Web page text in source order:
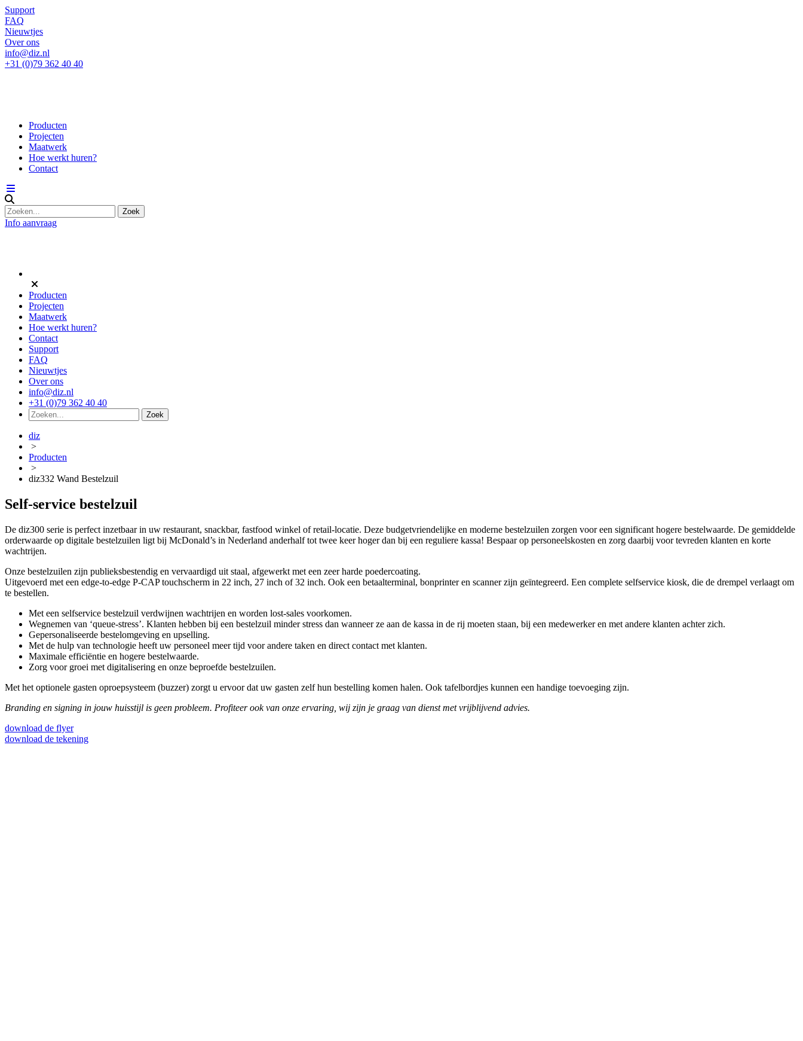
Support
FAQ
Nieuwtjes
Over ons
info@diz.nl
+31 (0)79 362 40 40
Producten
Projecten
Maatwerk
Hoe werkt huren?
Contact
Info aanvraag
Producten
Projecten
Maatwerk
Hoe werkt huren?
Contact
Support
FAQ
Nieuwtjes
Over ons
info@diz.nl
+31 (0)79 362 40 40
diz
>
Producten
>
diz332 Wand Bestelzuil
Self-service bestelzuil
De diz300 serie is perfect inzetbaar in uw restaurant, snackbar, fastfood winkel of retail-locatie. Deze budgetvriendelijke en moderne bestelzuilen zorgen voor een significant hogere bestelwaarde. De gemiddelde
orderwaarde op digitale bestelzuilen ligt bij McDonald’s in Nederland anderhalf tot twee keer hoger dan bij een reguliere kassa! Bespaar op personeelskosten en zorg daarbij voor tevreden klanten en korte
wachtrijen.
Onze bestelzuilen zijn publieksbestendig en vervaardigd uit staal, afgewerkt met een zeer harde poedercoating.
Uitgevoerd met een edge-to-edge P-CAP touchscherm in 22 inch, 27 inch of 32 inch. Ook een betaalterminal, bonprinter en scanner zijn geïntegreerd. Een complete selfservice kiosk, die de drempel verlaagt om
te bestellen.
Met een selfservice bestelzuil verdwijnen wachtrijen en worden lost-sales voorkomen.
Wegnemen van ‘queue-stress’. Klanten hebben bij een bestelzuil minder stress dan wanneer ze aan de kassa in de rij moeten staan, bij een medewerker en met andere klanten achter zich.
Gepersonaliseerde bestelomgeving en upselling.
Met de hulp van technologie heeft uw personeel meer tijd voor andere taken en direct contact met klanten.
Maximale efficiëntie en hogere bestelwaarde.
Zorg voor groei met digitalisering en onze beproefde bestelzuilen.
Met het optionele gasten oproepsysteem (buzzer) zorgt u ervoor dat uw gasten zelf hun bestelling komen halen. Ook tafelbordjes kunnen een handige toevoeging zijn.
Branding en signing in jouw huisstijl is geen probleem. Profiteer ook van onze ervaring, wij zijn je graag van dienst met vrijblijvend advies.
download de flyer
download de tekening